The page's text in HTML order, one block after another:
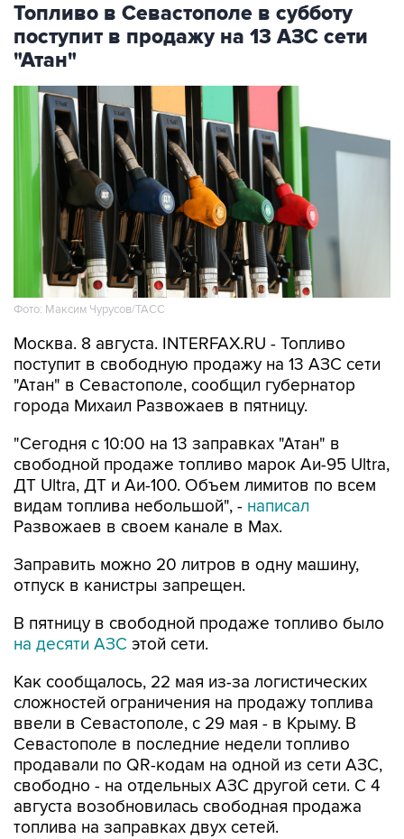
Топливо в Севастополе в субботу
поступит в продажу на 13 АЗС сети
"Атан"
Фото: Максим Чурусов/ТАСС
Москва. 8 августа. INTERFAX.RU - Топливо
поступит в свободную продажу на 13 АЗС сети
"Атан" в Севастополе, сообщил губернатор
города Михаил Развожаев в пятницу.
"Сегодня с 10:00 на 13 заправках "Атан" в
свободной продаже топливо марок Аи-95 Ultra,
ДТ Ultra, ДТ и Аи-100. Объем лимитов по всем
видам топлива небольшой", - написал
Развожаев в своем канале в Max.
Заправить можно 20 литров в одну машину,
отпуск в канистры запрещен.
В пятницу в свободной продаже топливо было
на десяти АЗС этой сети.
Как сообщалось, 22 мая из-за логистических
сложностей ограничения на продажу топлива
ввели в Севастополе, с 29 мая - в Крыму. В
Севастополе в последние недели топливо
продавали по QR-кодам на одной из сети АЗС,
свободно - на отдельных АЗС другой сети. С 4
августа возобновилась свободная продажа
топлива на заправках двух сетей.